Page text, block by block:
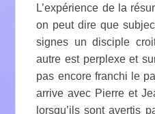
L’expérience de la
on peut dire que
signes un disciple
autre est perplexe et
pas encore franchi le
arrive avec Pierre et
lorsqu’ils sont avertis